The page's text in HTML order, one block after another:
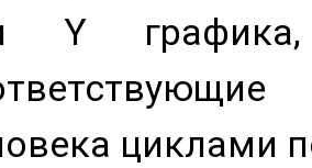
Y
циклами